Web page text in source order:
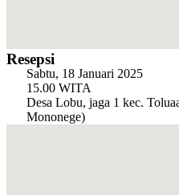
Resepsi
Sabtu, 18 Januari 2025
15.00 WITA
Desa Lobu, jaga 1 kec.
Mononege)